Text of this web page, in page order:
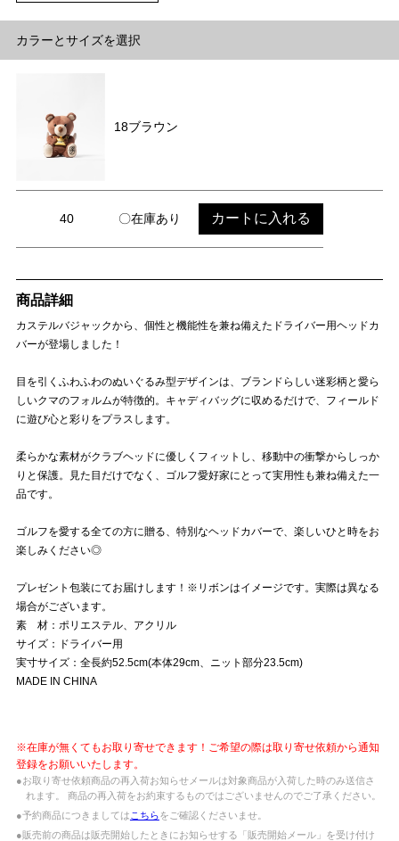
カラーとサイズを選択
18ブラウン
40 〇在庫あり カートに入れる
商品詳細
カステルバジャックから、個性と機能性を兼ね備えたドライバー用ヘッドカ
バーが登場しました！
目を引くふわふわのぬいぐるみ型デザインは、ブランドらしい迷彩柄と愛ら
しいクマのフォルムが特徴的。キャディバッグに収めるだけで、フィールド
に遊び心と彩りをプラスします。
柔らかな素材がクラブヘッドに優しくフィットし、移動中の衝撃からしっか
りと保護。見た目だけでなく、ゴルフ愛好家にとって実用性も兼ね備えた一
品です。
ゴルフを愛する全ての方に贈る、特別なヘッドカバーで、楽しいひと時をお
楽しみください◎
プレゼント包装にてお届けします！※リボンはイメージです。実際は異なる
場合がございます。
素 材：ポリエステル、アクリル
サイズ：ドライバー用
実寸サイズ：全長約52.5cm(本体29cm、ニット部分23.5cm)
MADE IN CHINA
※在庫が無くてもお取り寄せできます！ご希望の際は取り寄せ依頼から通知
登録をお願いいたします。
●お取り寄せ依頼商品の再入荷お知らせメールは対象商品が入荷した時のみ送信さ
れます。 商品の再入荷をお約束するものではございませんのでご了承ください。
●予約商品につきましては こちらをご確認くださいませ。
●販売前の商品は販売開始したときにお知らせする「販売開始メール」を受け付け